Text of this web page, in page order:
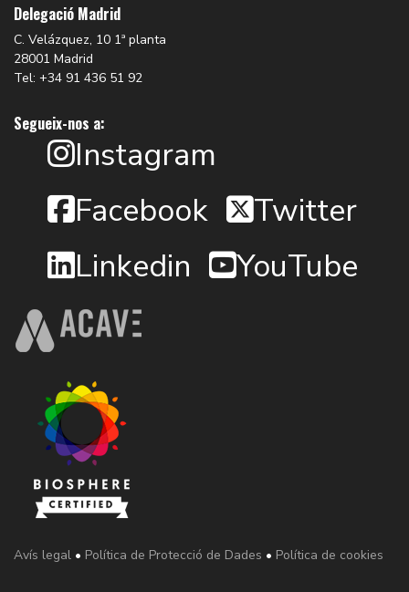
Delegació Madrid
C. Velázquez, 10 1ª planta
28001 Madrid
Tel: +34 91 436 51 92
Segueix-nos a:
Instagram
Facebook
Twitter
Linkedin
YouTube
Avís legal • Política de Protecció de Dades • Política de cookies